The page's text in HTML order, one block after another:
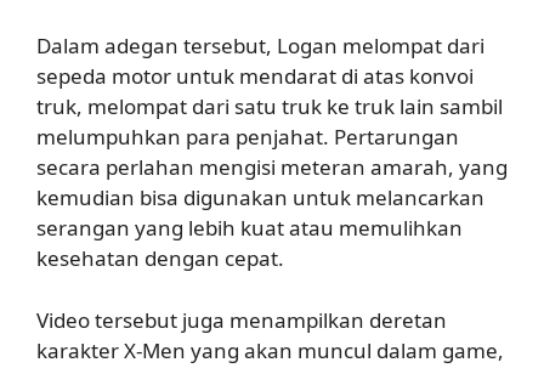
Dalam adegan tersebut, Logan melompat dari
sepeda motor untuk mendarat di atas konvoi
truk, melompat dari satu truk ke truk lain sambil
melumpuhkan para penjahat. Pertarungan
secara perlahan mengisi meteran amarah, yang
kemudian bisa digunakan untuk melancarkan
serangan yang lebih kuat atau memulihkan
kesehatan dengan cepat.
Video tersebut juga menampilkan deretan
karakter X-Men yang akan muncul dalam game,